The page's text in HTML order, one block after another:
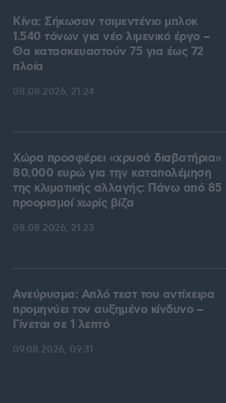
Κίνα: Σήκωσαν τσιμεντένιο μπλοκ
1.540 τόνων για νέο λιμενικό έργο –
Θα κατασκευαστούν 75 για έως 72
πλοία
08.08.2026, 21:24
Χώρα προσφέρει «χρυσά διαβατήρια»
80.000 ευρώ για την καταπολέμηση
της κλιματικής αλλαγής: Πάνω από 85
προορισμοί χωρίς βίζα
08.08.2026, 21:23
Ανεύρυσμα: Απλό τεστ του αντίχειρα
προμηνύει τον αυξημένο κίνδυνο –
Γίνεται σε 1 λεπτό
09.08.2026, 09:31